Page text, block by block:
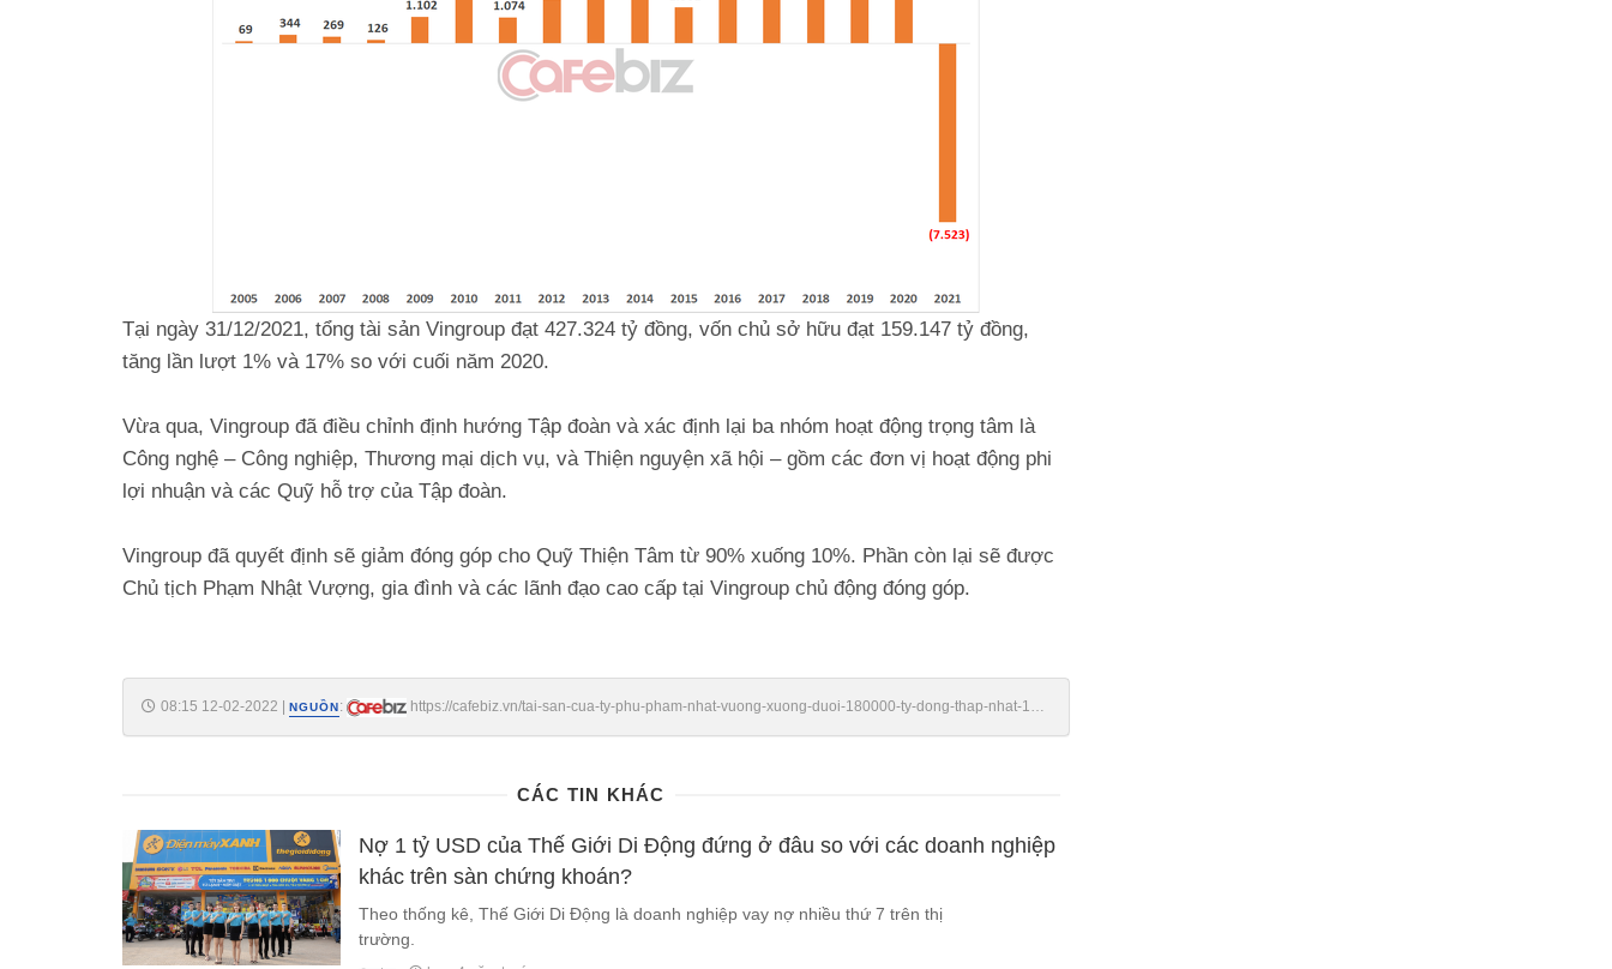
Tại ngày 31/12/2021, tổng tài sản Vingroup đạt 427.324 tỷ đồng, vốn chủ sở hữu đạt 159.147 tỷ đồng,
tăng lần lượt 1% và 17% so với cuối năm 2020.
Vừa qua, Vingroup đã điều chỉnh định hướng Tập đoàn và xác định lại ba nhóm hoạt động trọng tâm là
Công nghệ – Công nghiệp, Thương mại dịch vụ, và Thiện nguyện xã hội – gồm các đơn vị hoạt động phi
lợi nhuận và các Quỹ hỗ trợ của Tập đoàn.
Vingroup đã quyết định sẽ giảm đóng góp cho Quỹ Thiện Tâm từ 90% xuống 10%. Phần còn lại sẽ được
Chủ tịch Phạm Nhật Vượng, gia đình và các lãnh đạo cao cấp tại Vingroup chủ động đóng góp.
08:15 12-02-2022 NGUỒN:
https://cafebiz.vn/tai-san-cua-ty-phu-pham-nhat-vuong-xuong-duoi-180000-ty-dong-thap-nhat-16-
CÁC TIN KHÁC
Nợ 1 tỷ USD của Thế Giới Di Động đứng ở đâu so với các doanh nghiệp
khác trên sàn chứng khoán?
Theo thống kê, Thế Giới Di Động là doanh nghiệp vay nợ nhiều thứ 7 trên thị
trường.